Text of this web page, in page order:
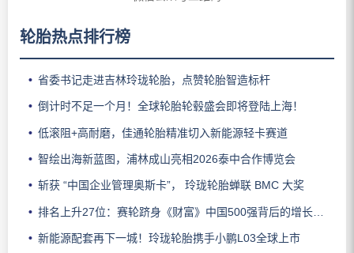
轮胎热点排行榜
省委书记走进吉林玲珑轮胎，点赞轮胎智造标杆
倒计时不足一个月！全球轮胎轮毂盛会即将登陆上海！
低滚阻+高耐磨，佳通轮胎精准切入新能源轻卡赛道
智绘出海新蓝图，浦林成山亮相2026泰中合作博览会
斩获 “中国企业管理奥斯卡”， 玲珑轮胎蝉联 BMC 大奖
排名上升27位：赛轮跻身《财富》中国500强背后的增长逻辑
新能源配套再下一城！玲珑轮胎携手小鹏L03全球上市